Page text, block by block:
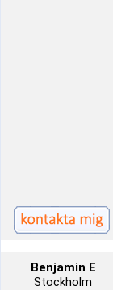
Benjamin E
Stockholm